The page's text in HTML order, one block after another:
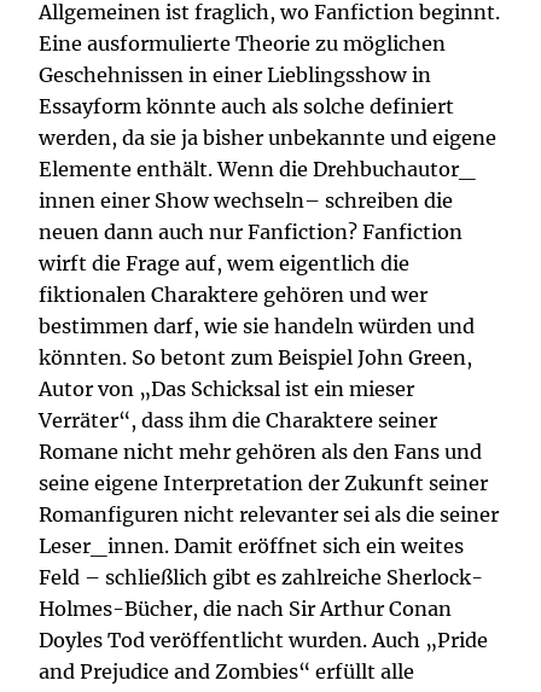
Allgemeinen ist fraglich, wo Fanfiction beginnt.
Eine ausformulierte Theorie zu möglichen
Geschehnissen in einer Lieblingsshow in
Essayform könnte auch als solche definiert
werden, da sie ja bisher unbekannte und eigene
Elemente enthält. Wenn die Drehbuchautor_
innen einer Show wechseln– schreiben die
neuen dann auch nur Fanfiction? Fanfiction
wirft die Frage auf, wem eigentlich die
fiktionalen Charaktere gehören und wer
bestimmen darf, wie sie handeln würden und
könnten. So betont zum Beispiel John Green,
Autor von „Das Schicksal ist ein mieser
Verräter“, dass ihm die Charaktere seiner
Romane nicht mehr gehören als den Fans und
seine eigene Interpretation der Zukunft seiner
Romanfiguren nicht relevanter sei als die seiner
Leser_innen. Damit eröffnet sich ein weites
Feld – schließlich gibt es zahlreiche Sherlock-
Holmes-Bücher, die nach Sir Arthur Conan
Doyles Tod veröffentlicht wurden. Auch „Pride
and Prejudice and Zombies“ erfüllt alle